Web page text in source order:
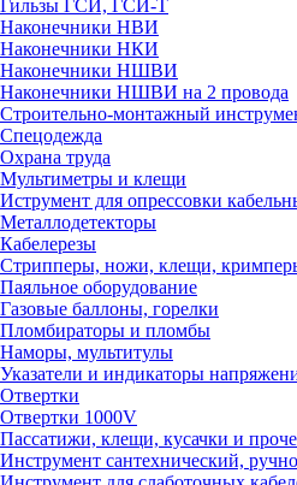
Гильзы ГСИ, ГСИ-Т
Наконечники НВИ
Наконечники НКИ
Наконечники НШВИ
Наконечники НШВИ на 2 провода
Строительно-монтажный
Спецодежда
Охрана труда
Мультиметры и клещи
Иструмент для опрессовки
Металлодетекторы
Кабелерезы
Стрипперы, ножи, клещи,
Паяльное оборудование
Газовые баллоны, горелки
Пломбираторы и пломбы
Наморы, мультитулы
Указатели и индикаторы
Отвертки
Отвертки 1000V
Пассатижи, клещи, кусачки и
Инструмент сантехнический,